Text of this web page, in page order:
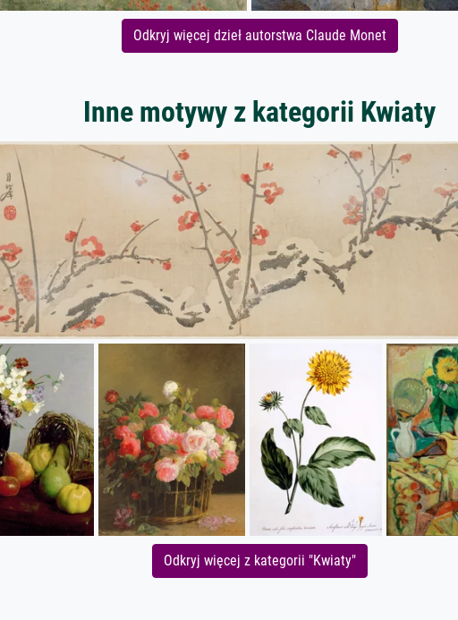
Odkryj więcej dzieł autorstwa Claude Monet
Inne motywy z kategorii Kwiaty
Odkryj więcej z kategorii "Kwiaty"